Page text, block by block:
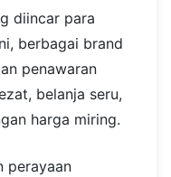
diincar para
berbagai brand
penawaran
belanja seru,
harga miring.
perayaan